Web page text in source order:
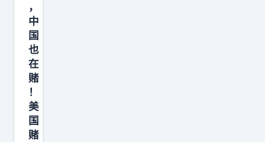
。
他
说
一
旦
中
日
开
，
中
国
也
在
赌
！
美
国
赌